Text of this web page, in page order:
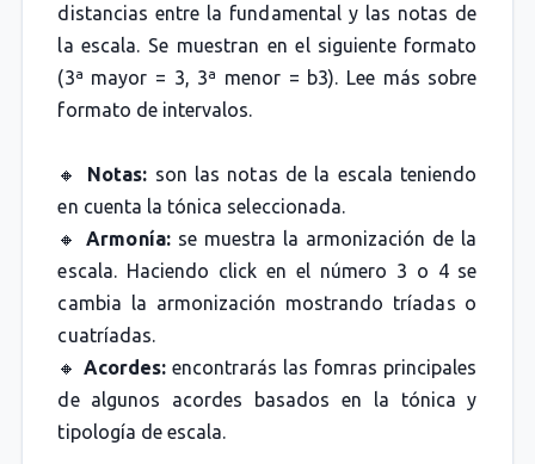
distancias entre la fundamental y las notas de
la escala. Se muestran en el siguiente formato
(3ª mayor = 3, 3ª menor = b3). Lee más sobre
formato de intervalos.
🔸 Notas: son las notas de la escala teniendo
en cuenta la tónica seleccionada.
🔸Armonía:se muestra la armonización de la
escala. Haciendo click en el número 3 o 4 se
cambia la armonización mostrando tríadas o
cuatríadas.
🔸 Acordes: encontrarás las fomras principales
de algunos acordes basados en la tónica y
tipología de escala.